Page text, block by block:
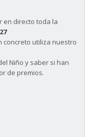
en directo toda la
concreto utiliza nuestro
Niño y saber si han
de premios.